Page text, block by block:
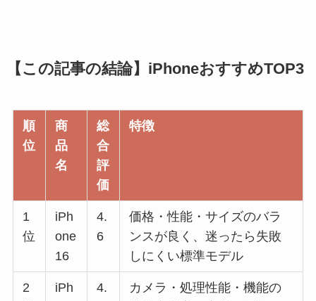
【この記事の結論】iPhoneおすすめTOP3
順
位
商
品
名
総
合
評
価
特徴
1
位
iPh
one
16
4.
6
価格・性能・サイズのバラ
ンスが良く、迷ったら失敗
しにくい標準モデル
2
iPh
4.
カメラ・処理性能・機能の